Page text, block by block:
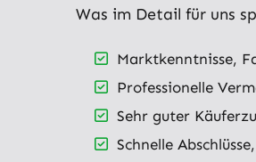
Was im Detail für uns
Marktkenntnisse,
Professionelle
Sehr guter
Schnelle